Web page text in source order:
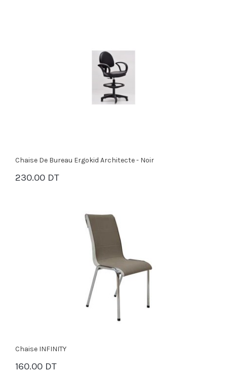
Chaise De Bureau Ergokid Architecte - Noir
230.00 DT
PANIER
Chaise INFINITY
160.00 DT
PANIER